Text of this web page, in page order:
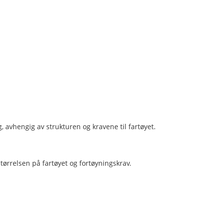
av strukturen og kravene til fartøyet.
på fartøyet og fortøyningskrav.